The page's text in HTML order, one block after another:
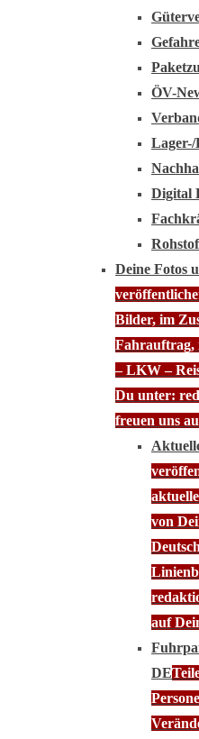
ÖV-
Lager-/
Digital
Deine Fotos
Bilder, im
Fahrauftrag,
– LKW –
Du unter:
freuen uns
von
auf
DE